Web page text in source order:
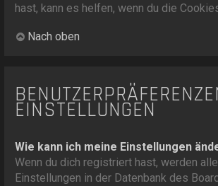
hast, kann es helfen, wenn du die
Nach oben
EINSTELLUNGEN
Wie kann ich meine Einstellungen
Wenn du dich registriert hast, werden
Einstellungen in der Datenbank des